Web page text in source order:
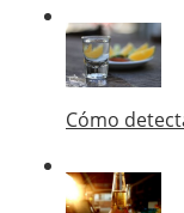
Cómo